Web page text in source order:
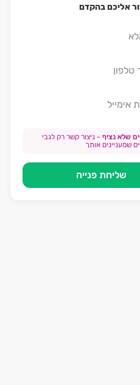
אליכם בהקדם
שלא נציף - ניצור קשר רק לגבי
שמעניינים אותך
שליחת פנייה